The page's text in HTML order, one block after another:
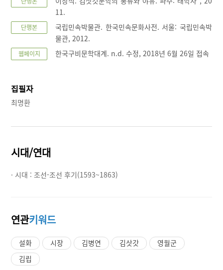
11.
단행본
국립민속박물관. 한국민속문화사전. 서울: 국립민속박
물관, 2012.
웹페이지 한국구비문학대계. n.d. 수정, 2018년 6월 26일 접속
집필자
최명환
시대/연대
· 시대 : 조선-조선 후기(1593~1863)
연관키워드
설화 시장 김병연 김삿갓
영월군
김립